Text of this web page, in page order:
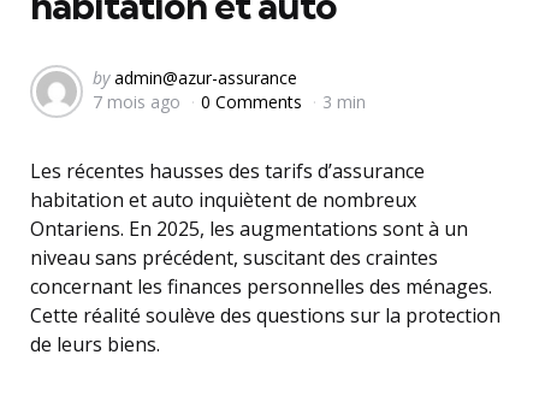
Posted
by
by admin@azur-assurance
7 mois ago
0 Comments 3 min
Les récentes hausses des tarifs d’assurance
habitation et auto inquiètent de nombreux
Ontariens. En 2025, les augmentations sont à un
niveau sans précédent, suscitant des craintes
concernant les finances personnelles des ménages.
Cette réalité soulève des questions sur la protection
de leurs biens.